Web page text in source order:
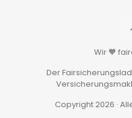
Wir 🧡
Der
Copyright 2026 ·